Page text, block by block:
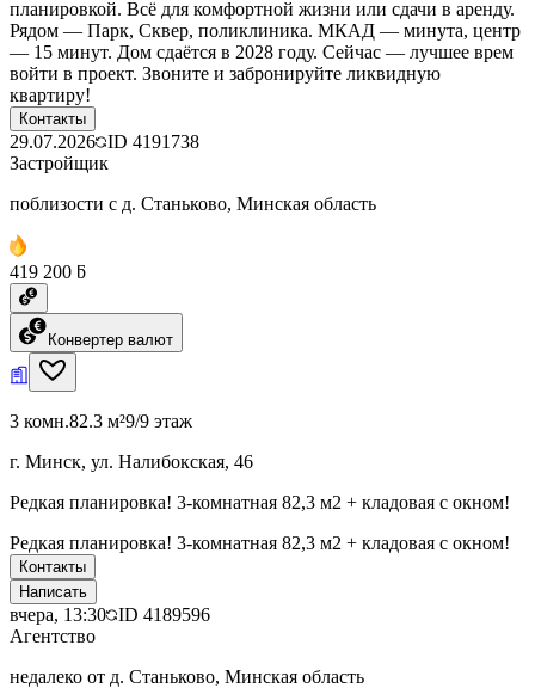
планировкой. Всё для комфортной жизни или сдачи в аренду.
Рядом — Парк, Сквер, поликлиника. МКАД — минута, центр
— 15 минут. Дом сдаётся в 2028 году. Сейчас — лучшее врем
войти в проект. Звоните и забронируйте ликвидную
квартиру!
Контакты
29.07.2026 ID 4191738
Застройщик
поблизости с д. Станьково, Минская область
419 200 ƃ
Конвертер валют
3 комн.82.3 м²9/9 этаж
г. Минск, ул. Налибокская, 46
Редкая планировка! 3-комнатная 82,3 м2 + кладовая с окном!
Редкая планировка! 3-комнатная 82,3 м2 + кладовая с окном!
Контакты
Написать
вчера, 13:30 ID 4189596
Агентство
недалеко от д. Станьково, Минская область